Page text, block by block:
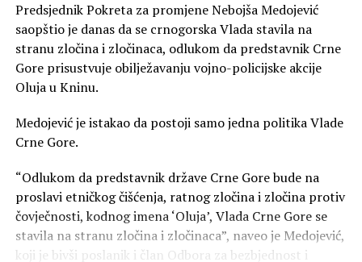
Predsjednik Pokreta za promjene Nebojša Medojević
saopštio je danas da se crnogorska Vlada stavila na
stranu zločina i zločinaca, odlukom da predstavnik Crne
Gore prisustvuje obilježavanju vojno-policijske akcije
Oluja u Kninu.
Medojević je istakao da postoji samo jedna politika Vlade
Crne Gore.
“Odlukom da predstavnik države Crne Gore bude na
proslavi etničkog čišćenja, ratnog zločina i zločina protiv
čovječnosti, kodnog imena ‘Oluja’, Vlada Crne Gore se
stavila na stranu zločina i zločinaca”, naveo je Medojević,
koji je bivši poslanik i član Odbora za bezbjednost i